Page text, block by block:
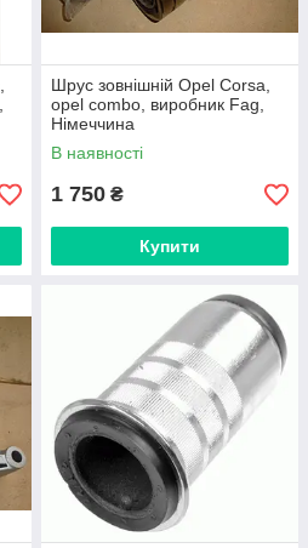
Шрус зовнішній Opel Corsa,
opel combo, виробник Fag,
Німеччина
В наявності
1 750 ₴
Купити